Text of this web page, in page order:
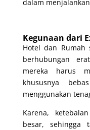
dalam
Kegunaan dari
Hotel dan
berhubungan
mereka harus
khususnya
menggunakan
Karena,
besar, sehingga